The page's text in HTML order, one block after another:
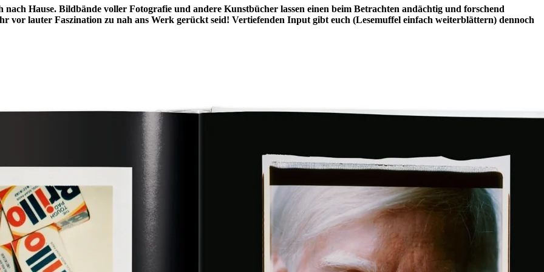
Hause. Bildbände voller Fotografie und andere Kunstbücher lassen einen beim Betrachten andächtig und forschend
vor lauter Faszination zu nah ans Werk gerückt seid! Vertiefenden Input gibt euch (Lesemuffel einfach weiterblättern) dennoch